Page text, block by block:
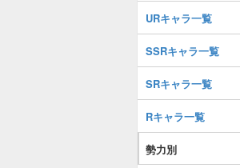
URキャラ一覧
SSRキャラ一覧
SRキャラ一覧
Rキャラ一覧
勢力別